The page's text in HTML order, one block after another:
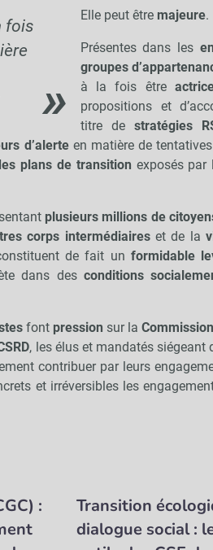
fois
Elle peut être majeure.
Présentes dans les
groupes
à la fois être
propositions et
titre de stratégies
d’alerteen matière de
plans de transition exposés
plusieurs millions de
corps intermédiaires et de la
de fait un formidable
dans desconditions
font pression sur la
, les élus et mandatés siégeant
contribuer par leurs
et irréversibles les
:
Transition
dialogue social :